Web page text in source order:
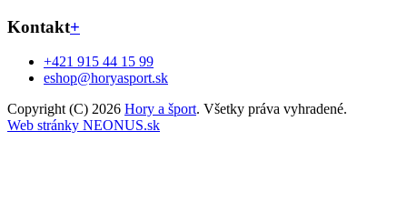
Kontakt+
+421 915 44 15 99
eshop@horyasport.sk
Copyright (C) 2026 Hory a šport. Všetky práva vyhradené.
Web stránky NEONUS.sk